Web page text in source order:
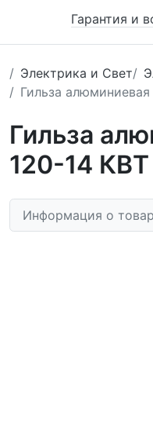
Гарантия и
Электрика и Свет
Гильза
Гильза
120-14
Информация о